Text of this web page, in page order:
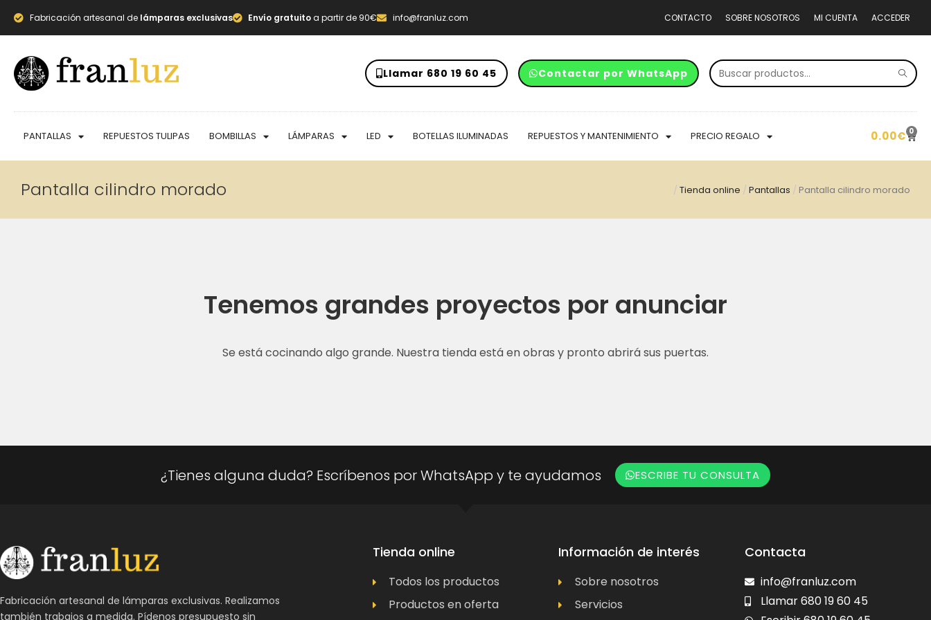
Fabricación artesanal de lámparas exclusivas Envío gratuitoa partir de 90€ info@franluz.com CONTACTO SOBRE NOSOTROS MI CUENTA ACCEDER
Llamar 680 19 60 45 Contactar por WhatsApp
PANTALLAS REPUESTOS TULIPAS BOMBILLAS LÁMPARAS LED BOTELLAS ILUMINADAS REPUESTOS Y MANTENIMIENTO PRECIO REGALO 0.00€ 0
Pantalla cilindro morado / Tienda online / Pantallas / Pantalla cilindro morado
Tenemos grandes proyectos por anunciar
Se está cocinando algo grande. Nuestra tienda está en obras y pronto abrirá sus puertas.
¿Tienes alguna duda? Escríbenos por WhatsApp y te ayudamos ESCRIBE TU CONSULTA
Fabricación artesanal de lámparas exclusivas. Realizamos
también trabajos a medida. Pídenos presupuesto sin
Tienda online
Todos los productos
Productos en oferta
Información de interés
Sobre nosotros
Servicios
Contacta
info@franluz.com
Llamar 680 19 60 45